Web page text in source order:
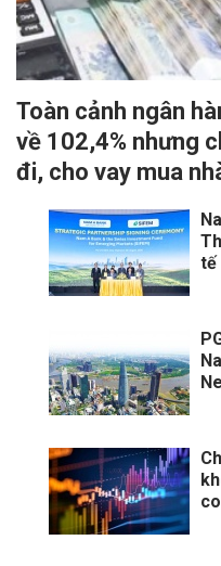
Toàn cảnh ngân
về 102,4% nhưng
đi, cho vay mua
tế